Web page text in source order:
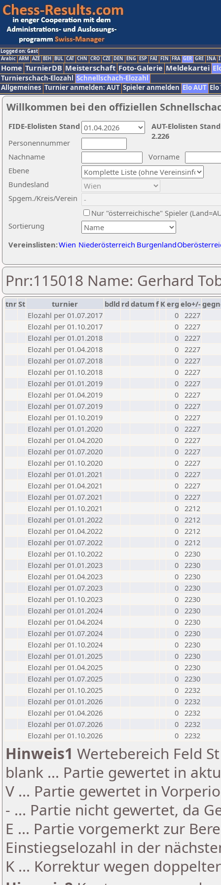
Logged on: Gast
Arabic ARM AZE BIH BUL CAT CHN CRO CZE DEN ENG ESP FAI FIN FRA GER GRE INA
Home TurnierDB Meisterschaft Foto-Galerie Meldekartei
Turnierschach-Elozahl Schnellschach-Elozahl
Allgemeines Turnier anmelden: AUT Spieler anmelden Elo AUT
Willkommen bei den offiziellen
Nachname
Vorname
Ebene
Sortierung
Personennummer
Bundesland
Spgem./Kreis/Verein
Nur "österreichische" Spieler
Vereinslisten:Wien Niederösterreich Burgenland
AUT-Elolisten
2.226
FIDE-Elolisten Stand
Pnr:115018 Name: Gerhard
tnrSt turnier bdld rd datumf Kerg elo+/-
Elozahl per 01.07.2017
0 2227
Elozahl per 01.10.2017
0 2227
Elozahl per 01.01.2018
0 2227
Elozahl per 01.04.2018
0 2227
Elozahl per 01.07.2018
0 2227
Elozahl per 01.10.2018
0 2227
Elozahl per 01.01.2019
0 2227
Elozahl per 01.04.2019
0 2227
Elozahl per 01.07.2019
0 2227
Elozahl per 01.10.2019
0 2227
Elozahl per 01.01.2020
0 2227
Elozahl per 01.04.2020
0 2227
Elozahl per 01.07.2020
0 2227
Elozahl per 01.10.2020
0 2227
Elozahl per 01.01.2021
0 2227
Elozahl per 01.04.2021
0 2227
Elozahl per 01.07.2021
0 2227
Elozahl per 01.10.2021
0 2212
Elozahl per 01.01.2022
0 2212
Elozahl per 01.04.2022
0 2212
Elozahl per 01.07.2022
0 2212
Elozahl per 01.10.2022
0 2230
Elozahl per 01.01.2023
0 2230
Elozahl per 01.04.2023
0 2230
Elozahl per 01.07.2023
0 2230
Elozahl per 01.10.2023
0 2230
Elozahl per 01.01.2024
0 2230
Elozahl per 01.04.2024
0 2230
Elozahl per 01.07.2024
0 2230
Elozahl per 01.10.2024
0 2230
Elozahl per 01.01.2025
0 2230
Elozahl per 01.04.2025
0 2230
Elozahl per 01.07.2025
0 2230
Elozahl per 01.10.2025
0 2232
Elozahl per 01.01.2026
0 2232
Elozahl per 01.04.2026
0 2232
Elozahl per 01.07.2026
0 2232
Elozahl per 01.10.2026
0 2232
Hinweis1 Wertebereich Feld
blank ... Partie gewertet in
V ... Partie gewertet in
- ... Partie nicht gewertet, da
E ... Partie vorgemerkt zur
Einstiegselozahl in der
K ... Korrektur wegen